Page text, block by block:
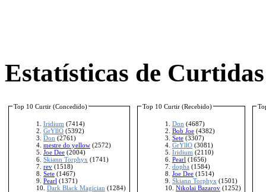
Estatísticas de Curtidas
Top 10 Curtir (Concedido)
Iridium (7414)
GrYllO (5392)
Don (2761)
mestre do yellow (2572)
Joe Dee (2004)
Skiann Torphyx (1741)
rev (1518)
Sete (1467)
Pearl (1371)
Dark Black Magician (1284)
Top 10 Curtir (Recebido)
Don (4687)
Bob Joe (4382)
Sete (3307)
GrYllO (3081)
Iridium (2110)
Pearl (1656)
dopha (1584)
Joe Dee (1514)
Skiann Torphyx (1501)
Nikolai Bazarov (1252)